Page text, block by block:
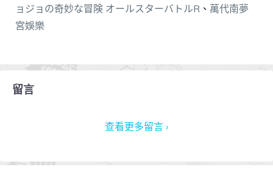
ョジョの奇妙な冒険 オールスターバトルR 、 萬代南夢
宮娛樂
留言
查看更多留言 ›